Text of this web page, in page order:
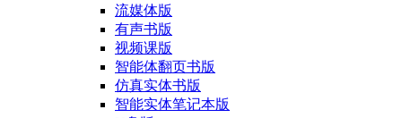
流媒体版
有声书版
视频课版
智能体翻页书版
仿真实体书版
智能实体笔记本版